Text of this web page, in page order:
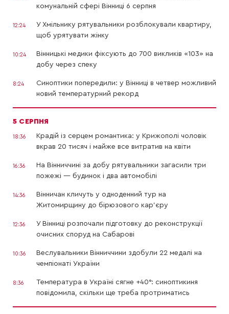
комунальній сфері Вінниці 6 серпня
12:24
У Хмільнику рятувальники розблокували квартиру,
щоб урятувати жінку
10:24
Вінницькі медики фіксують до 700 викликів «103» на
добу через спеку
8:24
Синоптики попередили: у Вінниці в четвер можливий
новий температурний рекорд
5 СЕРПНЯ
18:36
Крадій із серцем романтика: у Крижополі чоловік
вкрав 20 тисяч і майже все витратив на квіти
16:36
На Вінниччині за добу рятувальники загасили три
пожежі — будинок і два автомобілі
14:36
Вінничан кличуть у одноденний тур на
Житомирщину до бірюзового кар’єру
12:36
У Вінниці розпочали підготовку до реконструкції
очисних споруд на Сабарові
10:36
Веслувальники Вінниччини здобули 22 медалі на
чемпіонаті України
8:36
Температура в Україні сягне +40°: синоптикиня
повідомила, скільки ще треба протриматись